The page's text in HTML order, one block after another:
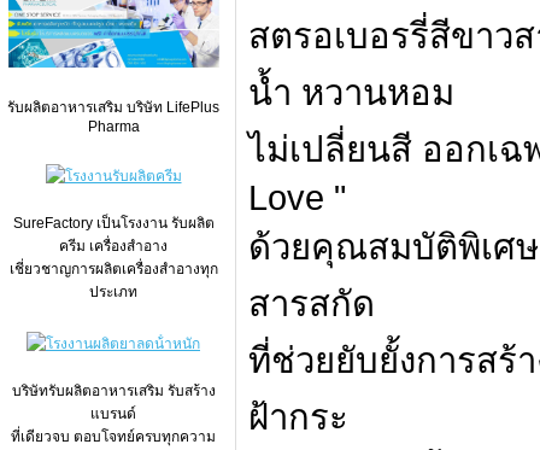
รับผลิตอาหารเสริม บริษัท LifePlus
Pharma
SureFactory เป็นโรงงาน รับผลิต
ครีม เครื่องสำอาง
เชี่ยวชาญการผลิตเครื่องสำอางทุก
ประเภท
บริษัทรับผลิตอาหารเสริม รับสร้าง
แบรนด์
ที่เดียวจบ ตอบโจทย์ครบทุกความ
สตรอเบอรรี่สีขาว
น้ำ หวานหอม
ไม่เปลี่ยนสี ออกเ
Love "
ด้วยคุณสมบัติพิเศษ
สารสกัด
ที่ช่วยยับยั้งการสร้
ฝ้ากระ